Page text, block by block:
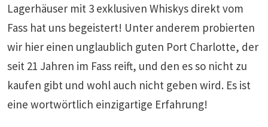
Lagerhäuser mit 3 exklusiven Whiskys direkt vom
Fass hat uns begeistert! Unter anderem probierten
wir hier einen unglaublich guten Port Charlotte, der
seit 21 Jahren im Fass reift, und den es so nicht zu
kaufen gibt und wohl auch nicht geben wird. Es ist
eine wortwörtlich einzigartige Erfahrung!